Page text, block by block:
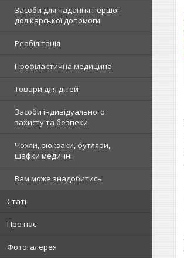
Засоби для надання першої
долікарської допомоги
Реабілітація
Профілактична медицина
Товари для дітей
Засоби індивідуального
захисту та безпеки
Чохли, рюкзаки, футляри,
шафки медичні
Вам може знадобитись
Статі
Про нас
Фотогалерея